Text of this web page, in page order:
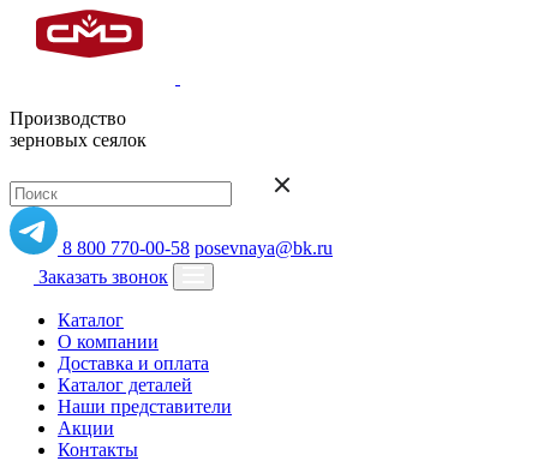
Производство
зерновых сеялок
8 800 770-00-58 posevnaya@bk.ru
Заказать звонок
Каталог
О компании
Доставка и оплата
Каталог деталей
Наши представители
Акции
Контакты